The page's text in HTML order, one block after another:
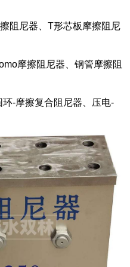
阻尼器、T形芯板摩擦阻尼
摩擦阻尼器、钢管摩擦阻
-摩擦复合阻尼器、压电-